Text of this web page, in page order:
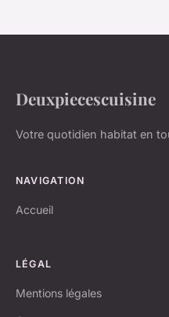
Deuxpiecescuisine
Votre quotidien habitat en
NAVIGATION
Accueil
LÉGAL
Mentions légales